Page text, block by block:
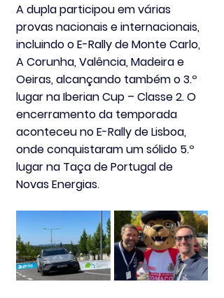
A dupla participou em várias
provas nacionais e internacionais,
incluindo o E-Rally de Monte Carlo,
A Corunha, Valência, Madeira e
Oeiras, alcançando também o 3.º
lugar na Iberian Cup – Classe 2. O
encerramento da temporada
aconteceu no E-Rally de Lisboa,
onde conquistaram um sólido 5.º
lugar na Taça de Portugal de
Novas Energias.